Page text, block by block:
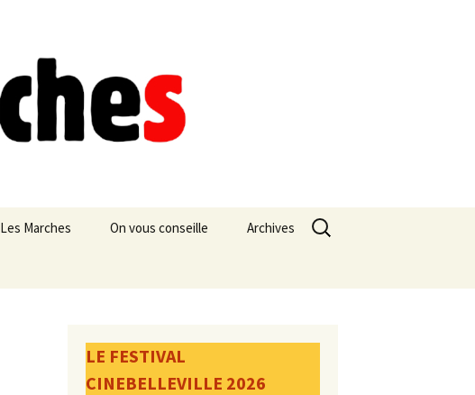
Les Marches On vous conseille Archives
Rechercher :
LE FESTIVAL
CINEBELLEVILLE 2026